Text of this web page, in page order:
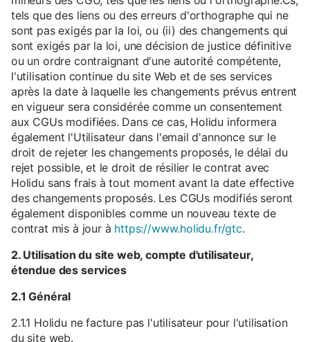
tels que des liens ou des erreurs d'orthographe qui ne
sont pas exigés par la loi, ou (ii) des changements qui
sont exigés par la loi, une décision de justice définitive
ou un ordre contraignant d'une autorité compétente,
l'utilisation continue du site Web et de ses services
après la date à laquelle les changements prévus entrent
en vigueur sera considérée comme un consentement
aux CGUs modifiées. Dans ce cas, Holidu informera
également l'Utilisateur dans l'email d'annonce sur le
droit de rejeter les changements proposés, le délai du
rejet possible, et le droit de résilier le contrat avec
Holidu sans frais à tout moment avant la date effective
des changements proposés. Les CGUs modifiés seront
également disponibles comme un nouveau texte de
contrat mis à jour à https://www.holidu.fr/gtc.
2. Utilisation du site web, compte d'utilisateur,
étendue des services
2.1 Général
2.1.1 Holidu ne facture pas l'utilisateur pour l'utilisation
du site web.